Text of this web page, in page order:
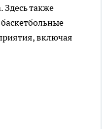
Здесь также
включая